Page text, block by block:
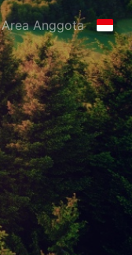
Area Anggota